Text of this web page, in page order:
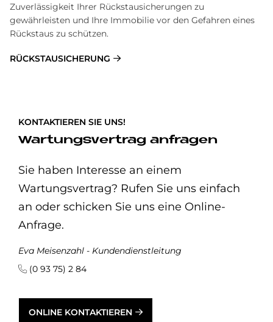
Zuverlässigkeit Ihrer Rückstausicherungen zu
gewährleisten und Ihre Immobilie vor den Gefahren eines
Rückstaus zu schützen.
RÜCKSTAUSICHERUNG
KONTAKTIEREN SIE UNS!
Wartungsvertrag anfragen
Sie haben Interesse an einem
Wartungsvertrag? Rufen Sie uns einfach
an oder schicken Sie uns eine Online-
Anfrage.
Eva Meisenzahl - Kundendienstleitung
(0 93 75) 2 84
ONLINE KONTAKTIEREN